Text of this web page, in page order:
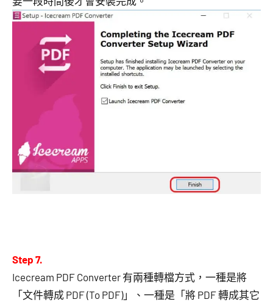
Step 7.
Icecream PDF Converter 有兩種轉檔方式，一種是將
「文件轉成 PDF (To PDF)」、一種是「將 PDF 轉成其它